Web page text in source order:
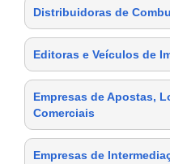
Distribuidoras de
Editoras e Veículos de
Empresas de Apostas,
Comerciais
Empresas de